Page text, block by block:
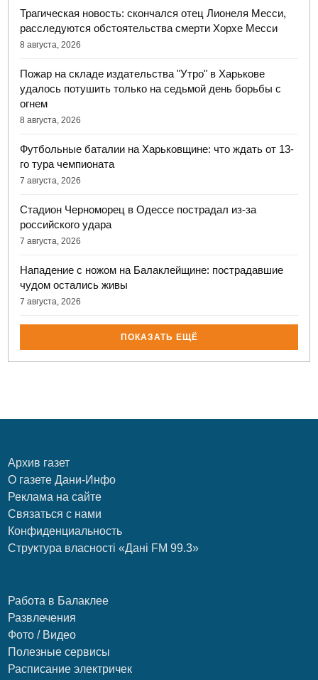
Трагическая новость: скончался отец Лионеля Месси,
расследуются обстоятельства смерти Хорхе Месси
8 августа, 2026
Пожар на складе издательства "Утро" в Харькове
удалось потушить только на седьмой день борьбы с
огнем
8 августа, 2026
Футбольные баталии на Харьковщине: что ждать от 13-
го тура чемпионата
7 августа, 2026
Стадион Черноморец в Одессе пострадал из-за
российского удара
7 августа, 2026
Нападение с ножом на Балаклейщине: пострадавшие
чудом остались живы
7 августа, 2026
ПОКАЗАТЬ ЕЩЁ
Архив газет
О газете Дани-Инфо
Реклама на сайте
Связаться с нами
Конфиденциальность
Структура власності «Дані FM 99.3»
Работа в Балаклее
Развлечения
Фото / Видео
Полезные сервисы
Расписание электричек